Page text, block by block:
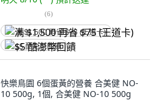
(6)
满 $1,500 再省 $75 (王道卡)
$5 酷澎幣回饋
快樂鳥園 6個蛋黃的營養 合美健 NO-
10 500g, 1個, 合美健 NO-10 500g